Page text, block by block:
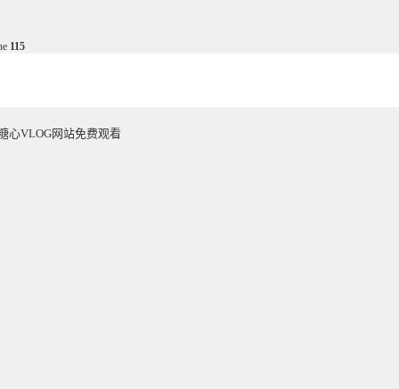
115
心VLOG网站免费观看